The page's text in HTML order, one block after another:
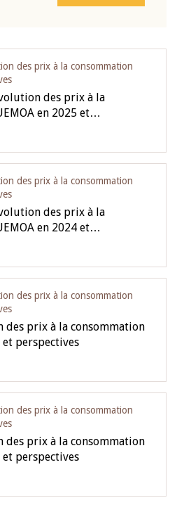
des prix à la consommation
des prix à la
en 2025 et…
des prix à la consommation
des prix à la
en 2024 et…
des prix à la consommation
prix à la consommation
et perspectives
des prix à la consommation
prix à la consommation
et perspectives